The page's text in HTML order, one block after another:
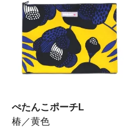
ぺたんこポーチL
椿／黄色